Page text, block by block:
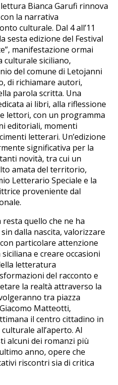
Bianca Garufi rinnova
la narrativa
culturale. Dal 4 all’11
sesta edizione del Festival
manifestazione ormai
culturale siciliano,
del comune di Letojanni
di richiamare autori,
parola scritta. Una
ai libri, alla riflessione
lettori, con un programma
editoriali, momenti
letterari. Un’edizione
significativa per la
novità, tra cui un
amata del territorio,
Letterario Speciale e la
proveniente dal
resta quello che ne ha
dalla nascita, valorizzare
particolare attenzione
e creare occasioni
letteratura
del racconto e
la realtà attraverso la
tra piazza
Matteotti,
il centro cittadino in
all’aperto. Al
alcuni dei romanzi più
anno, opere che
riscontri sia di critica